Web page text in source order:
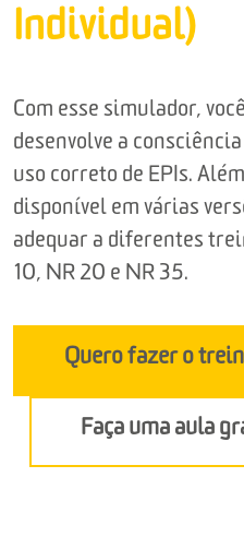
Individual)
Com esse simulador,
desenvolve a
uso correto de EPIs.
disponível em várias
adequar a diferentes
10, NR 20 e NR 35.
Quero fazer o
Faça uma aula